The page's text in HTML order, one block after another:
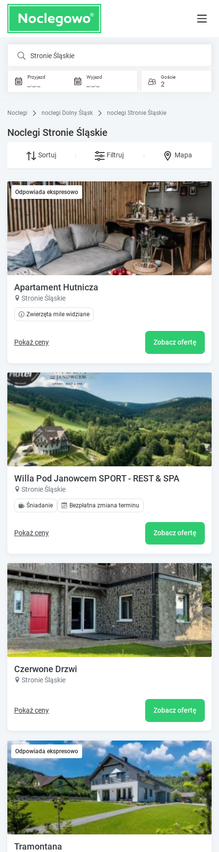
Stronie Śląskie
Przyjazd
_._._
Wyjazd
_._._
Goście
2
Noclegi noclegi Dolny Śląsk noclegi Stronie Śląskie
Noclegi Stronie Śląskie
Sortuj Filtruj Mapa
Odpowiada ekspresowo
Apartament Hutnicza
Stronie Śląskie
Zwierzęta mile widziane
Pokaż ceny Zobacz ofertę
Willa Pod Janowcem SPORT - REST & SPA
Stronie Śląskie
Śniadanie Bezpłatna zmiana terminu
Pokaż ceny Zobacz ofertę
Czerwone Drzwi
Stronie Śląskie
Pokaż ceny Zobacz ofertę
Odpowiada ekspresowo
Tramontana